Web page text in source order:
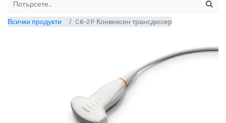
Всички продукти C6-2P Конвексен трансдюсер